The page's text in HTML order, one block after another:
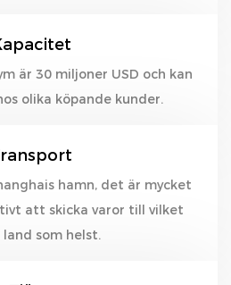
är 30 miljoner USD och kan
olika köpande kunder.
hamn, det är mycket
att skicka varor till vilket
som helst.